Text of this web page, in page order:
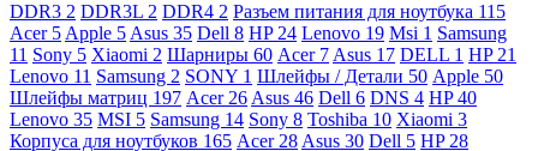
DDR3 2 DDR3L 2 DDR4 2 Разъем питания для ноутбука 115
Acer 5 Apple 5 Asus 35 Dell 8 HP 24 Lenovo 19 Msi 1 Samsung
11 Sony 5 Xiaomi 2 Шарниры 60 Acer 7 Asus 17 DELL 1 HP 21
Lenovo 11 Samsung 2 SONY 1 Шлейфы / Детали 50 Apple 50
Шлейфы матриц 197 Acer 26 Asus 46 Dell 6 DNS 4 HP40
Lenovo 35 MSI 5 Samsung 14 Sony 8 Toshiba 10 Xiaomi 3
Корпуса для ноутбуков 165 Acer 28 Asus 30 Dell 5 HP 28